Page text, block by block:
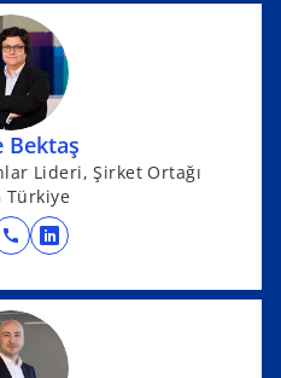
e
n
s
i
n
a
n
e
w
t
b
Bektaş
Lideri, Şirket Ortağı
Türkiye
call
o
e
n